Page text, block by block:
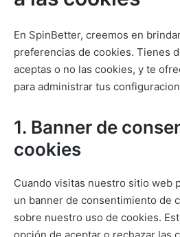
En SpinBetter, creemos en
preferencias de cookies. Tienes
aceptas o no las cookies, y te
para administrar tus
1. Banner de
cookies
Cuando visitas nuestro sitio web
un banner de consentimiento de
sobre nuestro uso de cookies.